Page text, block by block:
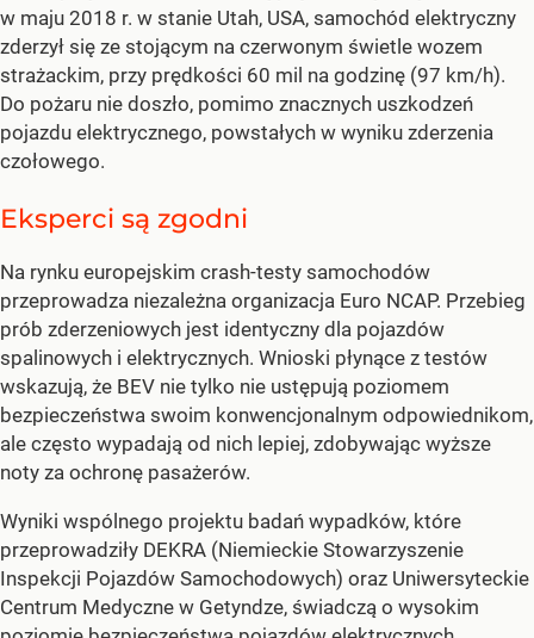
w maju 2018 r. w stanie Utah, USA, samochód elektryczny
zderzył się ze stojącym na czerwonym świetle wozem
strażackim, przy prędkości 60 mil na godzinę (97 km/h).
Do pożaru nie doszło, pomimo znacznych uszkodzeń
pojazdu elektrycznego, powstałych w wyniku zderzenia
czołowego.
Eksperci są zgodni
Na rynku europejskim crash-testy samochodów
przeprowadza niezależna organizacja Euro NCAP. Przebieg
prób zderzeniowych jest identyczny dla pojazdów
spalinowych i elektrycznych. Wnioski płynące z testów
wskazują, że BEV nie tylko nie ustępują poziomem
bezpieczeństwa swoim konwencjonalnym odpowiednikom,
ale często wypadają od nich lepiej, zdobywając wyższe
noty za ochronę pasażerów.
Wyniki wspólnego projektu badań wypadków, które
przeprowadziły DEKRA (Niemieckie Stowarzyszenie
Inspekcji Pojazdów Samochodowych) oraz Uniwersyteckie
Centrum Medyczne w Getyndze, świadczą o wysokim